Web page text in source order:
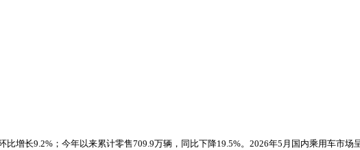
增长9.2%；今年以来累计零售709.9万辆，同比下降19.5%。2026年5月国内乘用车市